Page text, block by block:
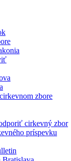
zbore
cirkevný zbor
príspevku